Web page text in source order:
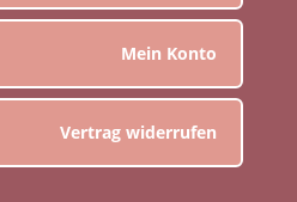
Mein Konto
Vertrag widerrufen